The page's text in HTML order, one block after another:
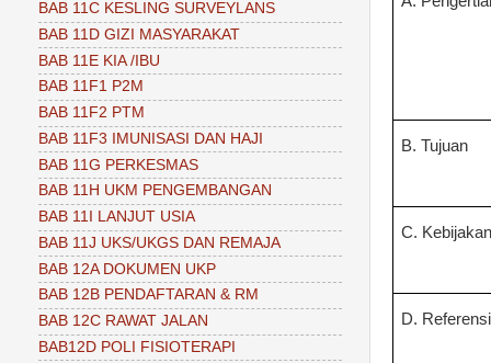
B. Tujuan
C.
D. Referensi
BAB 11C KESLING SURVEYLANS
BAB 11D GIZI MASYARAKAT
BAB 11E KIA /IBU
BAB 11F1 P2M
BAB 11F2 PTM
BAB 11F3 IMUNISASI DAN HAJI
BAB 11G PERKESMAS
BAB 11H UKM PENGEMBANGAN
BAB 11I LANJUT USIA
BAB 11J UKS/UKGS DAN REMAJA
BAB 12A DOKUMEN UKP
BAB 12B PENDAFTARAN & RM
BAB 12C RAWAT JALAN
BAB12D POLI FISIOTERAPI